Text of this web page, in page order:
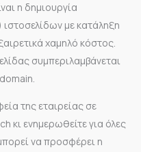
η δημιουργία
με κατάληξη
χαμηλό κόστος.
συμπεριλαμβάνεται
της εταιρείας σε
κι ενημερωθείτε για όλες
να προσφέρει η